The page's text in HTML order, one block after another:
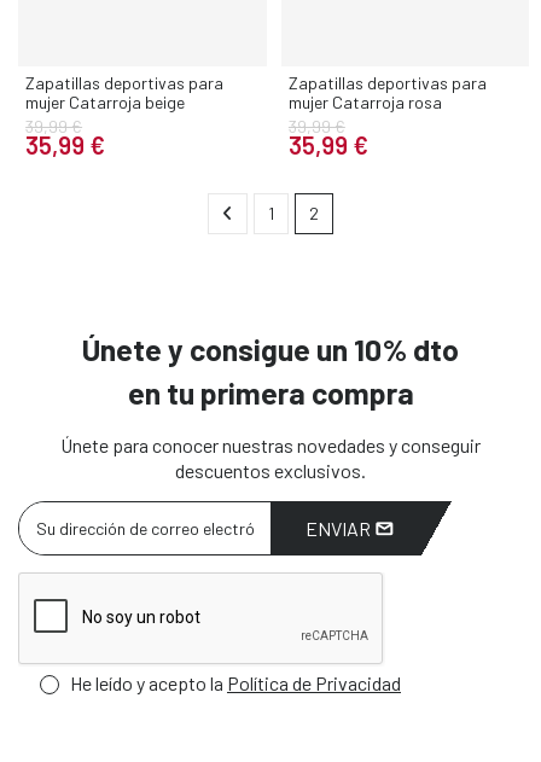
Zapatillas deportivas para
mujer Catarroja beige
39,99 €
35,99 €
Zapatillas deportivas para
mujer Catarroja rosa
39,99 €
35,99 €
1 2
Únete y consigue un 10% dto
en tu primera compra
Únete para conocer nuestras novedades y conseguir
descuentos exclusivos.
ENVIAR
He leído y acepto la Política de Privacidad